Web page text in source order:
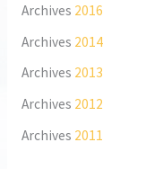
Archives 2016
Archives 2014
Archives 2013
Archives 2012
Archives 2011